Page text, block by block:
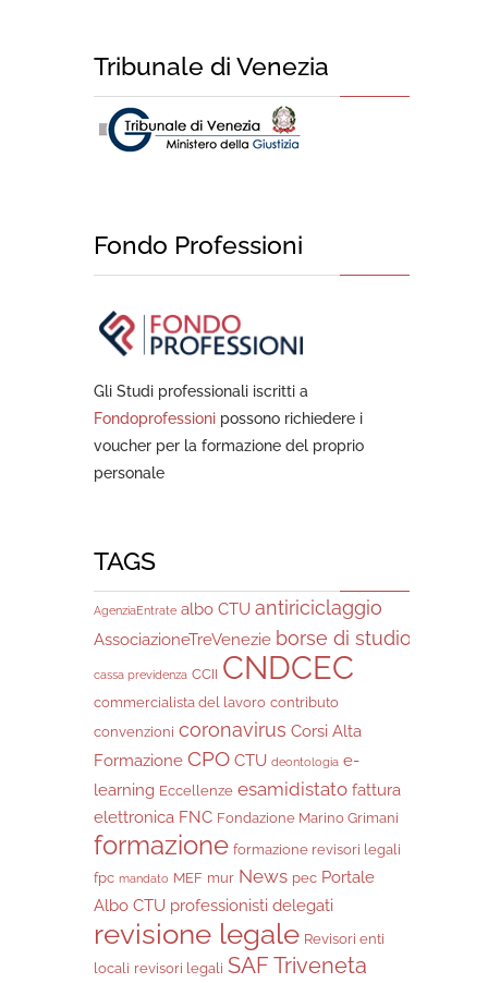
Tribunale di Venezia
Fondo Professioni
Gli Studi professionali iscritti a
Fondoprofessioni possono richiedere i
voucher per la formazione del proprio
personale
TAGS
AgenziaEntrate albo CTU antiriciclaggio
AssociazioneTreVenezie borse di studio
cassa previdenza CCII CNDCEC
commercialista del lavoro contributo
convenzioni coronavirus Corsi Alta
Formazione CPO CTU deontologia e-
learning Eccellenze esamidistato fattura
elettronica FNC Fondazione Marino Grimani
formazione formazione revisori legali
fpc mandato MEF mur News pec Portale
Albo CTU professionisti delegati
revisione legale Revisori enti
locali revisori legali SAF Triveneta